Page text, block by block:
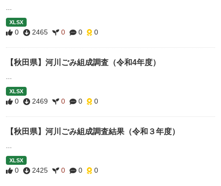
XLSX
0 2465 0 0 0
【秋田県】河川ごみ組成調査（令和4年度）
XLSX
0 2469 0 0 0
【秋田県】河川ごみ組成調査結果（令和３年度）
XLSX
0 2425 0 0 0